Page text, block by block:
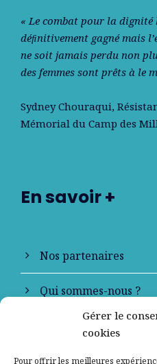
Gérer le
cookies
Pour offrir les meilleures
« Le combat pour la dignité
déﬁnitivement gagné mais
ne soit jamais perdu non
des femmes sont prêts à le
Sydney Chouraqui,
Mémorial du Camp des
En savoir +
Nos partenaires
Qui sommes-nous ?
Contactez-nous
Mentions légales